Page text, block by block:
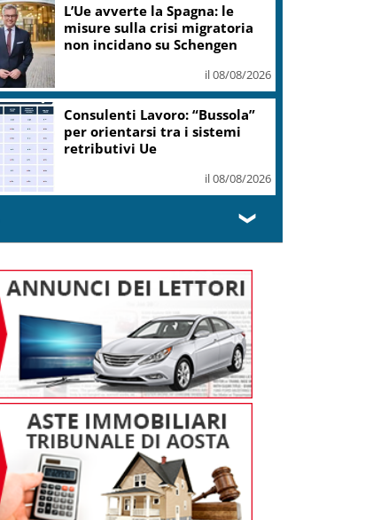
L’Ue avverte la Spagna: le
misure sulla crisi migratoria
non incidano su Schengen
il 08/08/2026
Consulenti Lavoro: “Bussola”
per orientarsi tra i sistemi
retributivi Ue
il 08/08/2026
❯